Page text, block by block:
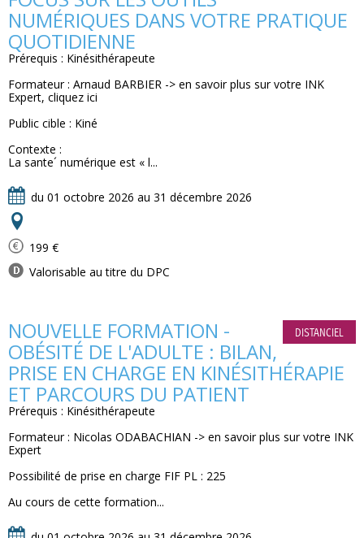
NUMÉRIQUES DANS VOTRE PRATIQUE
QUOTIDIENNE
Prérequis : Kinésithérapeute
Formateur : Arnaud BARBIER -> en savoir plus sur votre INK
Expert, cliquez ici
Public cible : Kiné
Contexte :
La sante´ numérique est « l...
du 01 octobre 2026 au 31 décembre 2026
199 €
Valorisable au titre du DPC
DISTANCIEL
NOUVELLE FORMATION -
OBÉSITÉ DE L'ADULTE : BILAN,
PRISE EN CHARGE EN KINÉSITHÉRAPIE
ET PARCOURS DU PATIENT
Prérequis : Kinésithérapeute
Formateur : Nicolas ODABACHIAN -> en savoir plus sur votre INK
Expert
Possibilité de prise en charge FIF PL : 225
Au cours de cette formation...